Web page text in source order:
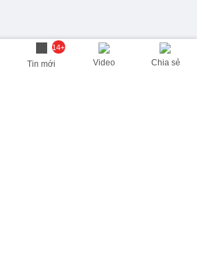
14+
Tin mới Video Chia sẻ